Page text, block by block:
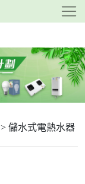
> 儲水式電熱水器